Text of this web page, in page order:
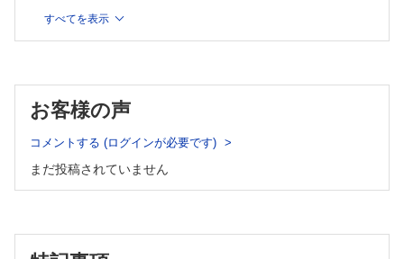
A ビタミンA（vitamin A） B ビタミンD（vitamin D） C ビタミン
アシン（niacin） D ビタミンB6（vitamin B6） E 葉酸（folic
acid） F ビタミンB12（vitamin B12） G ビオチン（biotin） H パ
ントテン酸（pantothenic acid） I ビタミンC（vitamin C）
[臨床栄養への入門] ビタミンAの輸送体と栄養評価
第8章 ミネラル【薗田 勝】
2 ミネラルの生理的意義
3 多量ミネラル
1 脂質の基礎
2 脂質の分類
[臨床栄養への入門] 脂質検査の基準値
第4章 タンパク質とアミノ酸【鎌田弥生、武田 篤】
1 アミノ酸
A アミノ酸の構造と種類 B アミノ酸の性質
すべてを表示
お客様の声
コメントする (ログインが必要です)
まだ投稿されていません